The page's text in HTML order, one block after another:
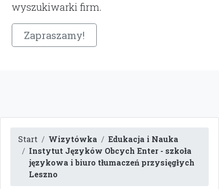
wyszukiwarki firm.
Zapraszamy!
Start Wizytówka
Edukacja i Nauka
Instytut Języków Obcych Enter - szkoła
językowa i biuro tłumaczeń przysięgłych
Leszno